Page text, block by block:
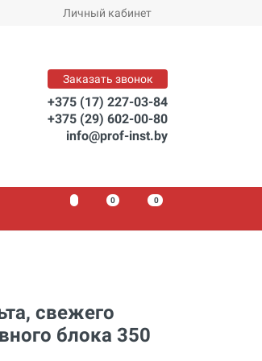
Личный кабинет
Заказать звонок
+375 (17) 227-03-84
+375 (29) 602-00-80
info@prof-inst.by
0 00
свежего
блока 350